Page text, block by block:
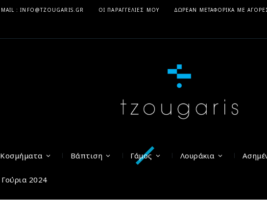
MAIL : INFO@TZOUGARIS.GR ΟΙ ΠΑΡΑΓΓΕΛΊΕΣ ΜΟΥ ΔΩΡΕΆΝ ΜΕΤΑΦΟΡΙΚΆ ΜΕ
Κοσμήματα Βάπτιση Γάμος Λουράκια
Γούρια 2024